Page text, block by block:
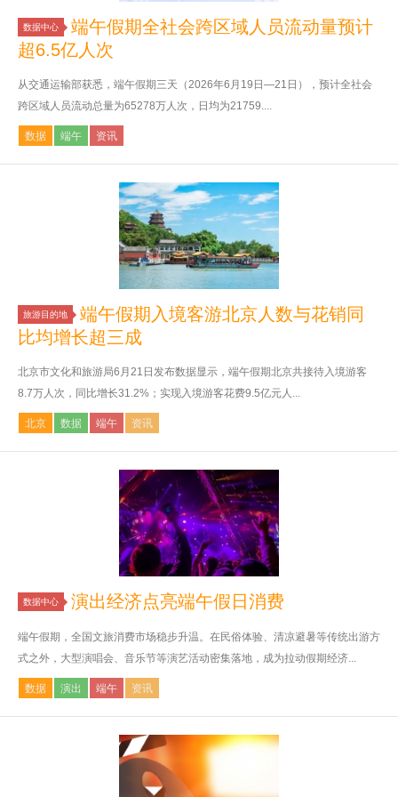
数据中心
端午假期全社会跨区域人员流动量预计
超6.5亿人次
从交通运输部获悉，端午假期三天（2026年6月19日—21日），预计全社会
跨区域人员流动总量为65278万人次，日均为21759....
数据 端午 资讯
旅游目的地
端午假期入境客游北京人数与花销同
比均增长超三成
北京市文化和旅游局6月21日发布数据显示，端午假期北京共接待入境游客
8.7万人次，同比增长31.2%；实现入境游客花费9.5亿元人...
北京 数据 端午 资讯
数据中心 演出经济点亮端午假日消费
端午假期，全国文旅消费市场稳步升温。在民俗体验、清凉避暑等传统出游方
式之外，大型演唱会、音乐节等演艺活动密集落地，成为拉动假期经济...
数据 演出 端午 资讯